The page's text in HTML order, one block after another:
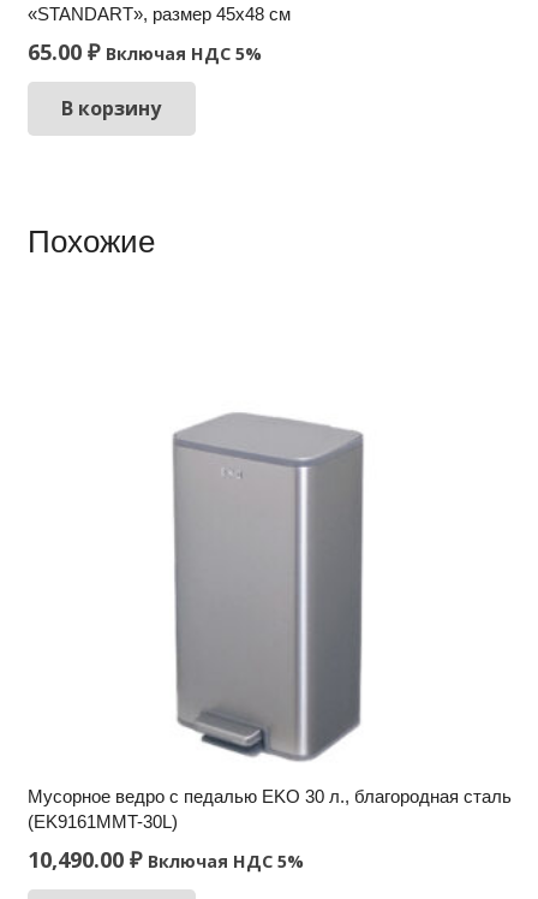
«STANDART», размер 45х48 см
65.00 ₽ Включая НДС 5%
В корзину
Похожие
Мусорное ведро c педалью EKO 30 л., благородная сталь
(EK9161MMT-30L)
10,490.00 ₽ Включая НДС 5%